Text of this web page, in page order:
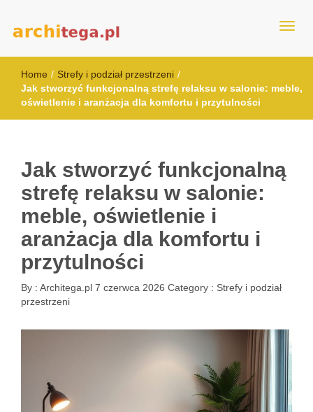
architega.pl
Home / Strefy i podział przestrzeni /
Jak stworzyć funkcjonalną strefę relaksu w salonie: meble,
oświetlenie i aranżacja dla komfortu i przytulności
Jak stworzyć funkcjonalną
strefę relaksu w salonie:
meble, oświetlenie i
aranżacja dla komfortu i
przytulności
By : Architega.pl 7 czerwca 2026 Category : Strefy i podział
przestrzeni